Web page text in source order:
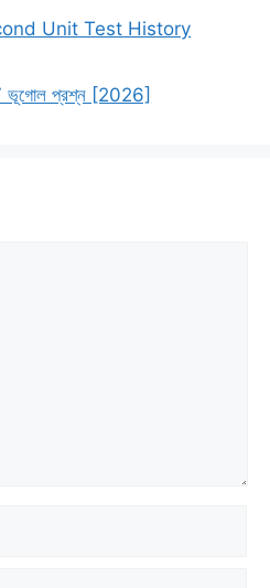
Unit Test History
7 ভূগোল প্রশ্ন [2026]